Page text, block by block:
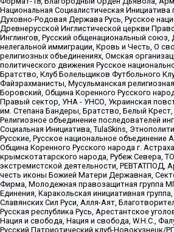
Национальная Социалистическая Инициатива
Духовно-Родовая Держава Русь, Русское
Древнерусской Инглистической церкви
Инглингов, Русский общенациональный
нелегальной иммиграции, Кровь и Честь, О
религиозных объединениях, Омская
политического движения Русское
Братство, Клуб Болельщиков Футбольного
Файзрахманисты, Мусульманская религиозная
Боровский, Община Коренного Русского
Правый сектор, УНА - УНСО, Украинская
им. Степана Бандеры, Братство, Белый
Религиозное объединение последователей
Социальная Инициатива, TulaSkins,
Русские, Русское национальное объединение
Община Коренного Русского народа г.
крымскотатарского народа, Рубеж Севера,
экстремистской деятельности, РЕВТАТПОД,
честь иконы Божией Матери Державная,
Фирма, Молодежная правозащитная группа
Единения, Каракольская инициативная
Славянских Сил Руси, Алля-Аят,
Русская республика Русь, Арестантское
Нация и свобода, Нация и свобода, W.H.С.,
Русский Патриотический клуб-Новокузнецк/